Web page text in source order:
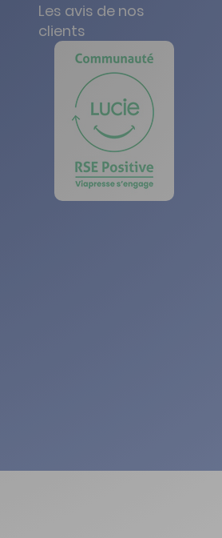
Les avis de nos
clients